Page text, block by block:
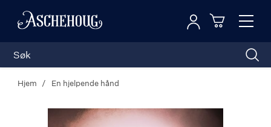
Toggle
Logg inn
Hjem En hjelpende hånd